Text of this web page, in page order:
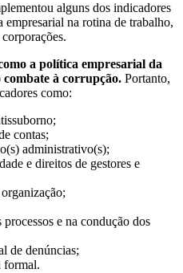
alguns dos indicadores
empresarial na rotina de trabalho,
a política empresarial da
à corrupção. Portanto,
como:
contas;
administrativo(s);
e direitos de gestores e
e na condução dos
de denúncias;
formal.